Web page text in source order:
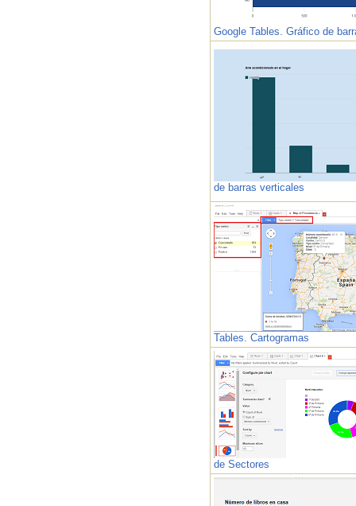
Google Tables. Gráfico de
de barras verticales
Tables. Cartogramas
de Sectores